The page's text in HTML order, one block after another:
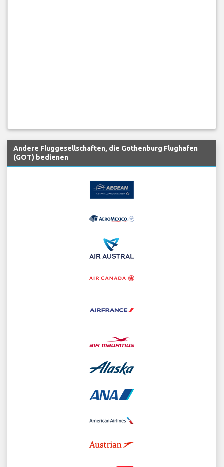
Andere Fluggesellschaften, die Gothenburg Flughafen
(GOT) bedienen